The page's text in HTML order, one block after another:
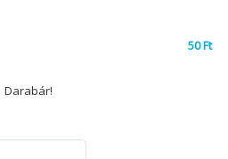
50Ft
Darabár!